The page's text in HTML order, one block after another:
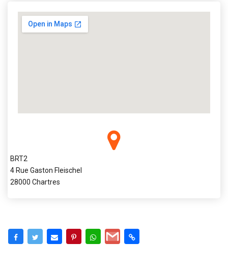
BRT2
4 Rue Gaston Fleischel
28000 Chartres